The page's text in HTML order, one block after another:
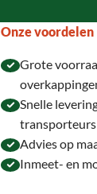
Onze voordelen
Grote
Snelle
transporteurs
Advies op
Inmeet- en